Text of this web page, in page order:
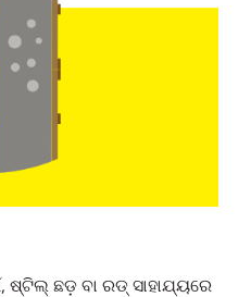
ଛଡ଼ ବା ରଡ୍ ସାହାଯ୍ୟରେ